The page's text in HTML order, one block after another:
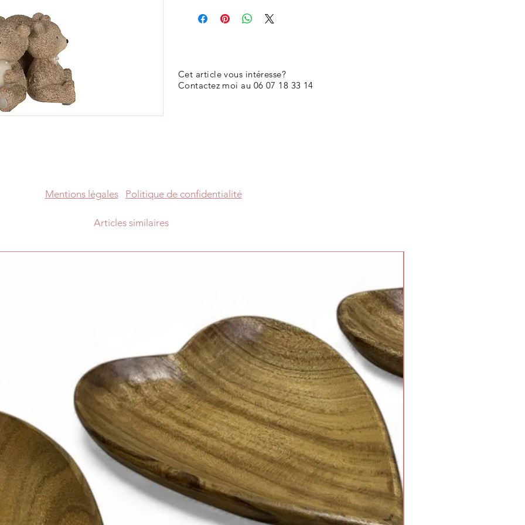
Cet article vous intéresse?
Contactez moi au 06 07 18 33 14
Articles similaires
Mentions légales Politique de confidentialité